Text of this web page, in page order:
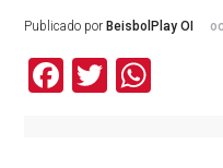
Publicado por BeisbolPlay OI
Facebook
Twitter